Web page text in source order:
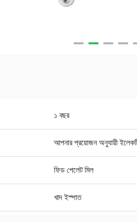
১ বছর
আপনার প্রয়োজন অনুযায়ী
ফিড পেলেট মিল
খাদ ইস্পাত